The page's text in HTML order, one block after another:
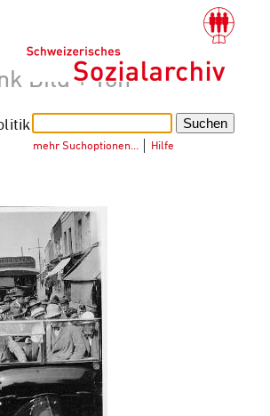
Bild + Ton
mehr Suchoptionen… Hilfe